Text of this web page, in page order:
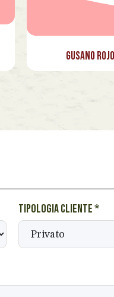
Gusano
Tipologia cliente*